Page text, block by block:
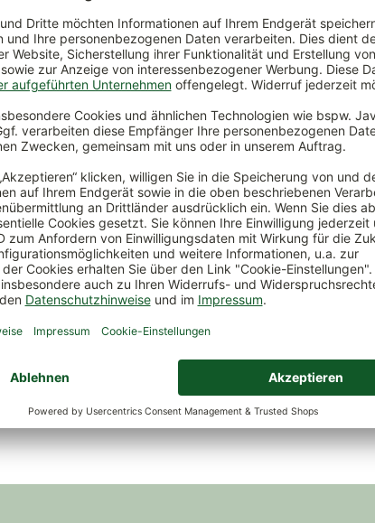
Akkus
und Elektronikgeräte dürfen aus gesetzlichen
zurückgeben können.